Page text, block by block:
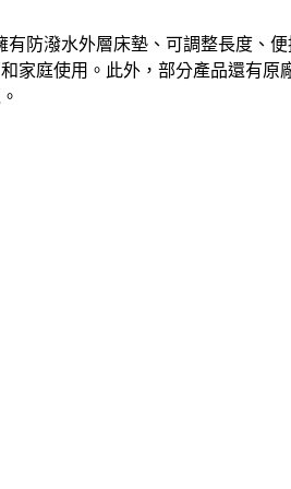
有防潑水外層床墊、可調整長度
家庭使用。此外，部分產品還有